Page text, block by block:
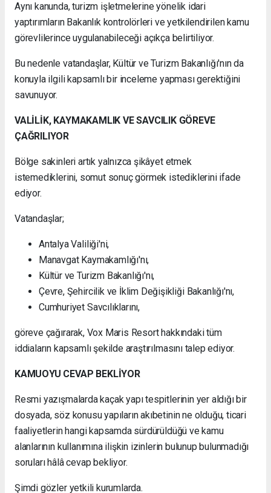
Aynı kanunda, turizm işletmelerine yönelik idari
yaptırımların Bakanlık kontrolörleri ve yetkilendirilen kamu
görevlilerince uygulanabileceği açıkça belirtiliyor.
Bu nedenle vatandaşlar, Kültür ve Turizm Bakanlığı'nın da
konuyla ilgili kapsamlı bir inceleme yapması gerektiğini
savunuyor.
VALİLİK, KAYMAKAMLIK VE SAVCILIK GÖREVE
ÇAĞRILIYOR
Bölge sakinleri artık yalnızca şikâyet etmek
istemediklerini, somut sonuç görmek istediklerini ifade
ediyor.
Vatandaşlar;
Antalya Valiliği'ni,
Manavgat Kaymakamlığı'nı,
Kültür ve Turizm Bakanlığı'nı,
Çevre, Şehircilik ve İklim Değişikliği Bakanlığı'nı,
Cumhuriyet Savcılıklarını,
göreve çağırarak, Vox Maris Resort hakkındaki tüm
iddiaların kapsamlı şekilde araştırılmasını talep ediyor.
KAMUOYU CEVAP BEKLİYOR
Resmi yazışmalarda kaçak yapı tespitlerinin yer aldığı bir
dosyada, söz konusu yapıların akıbetinin ne olduğu, ticari
faaliyetlerin hangi kapsamda sürdürüldüğü ve kamu
alanlarının kullanımına ilişkin izinlerin bulunup bulunmadığı
soruları hâlâ cevap bekliyor.
Şimdi gözler yetkili kurumlarda.